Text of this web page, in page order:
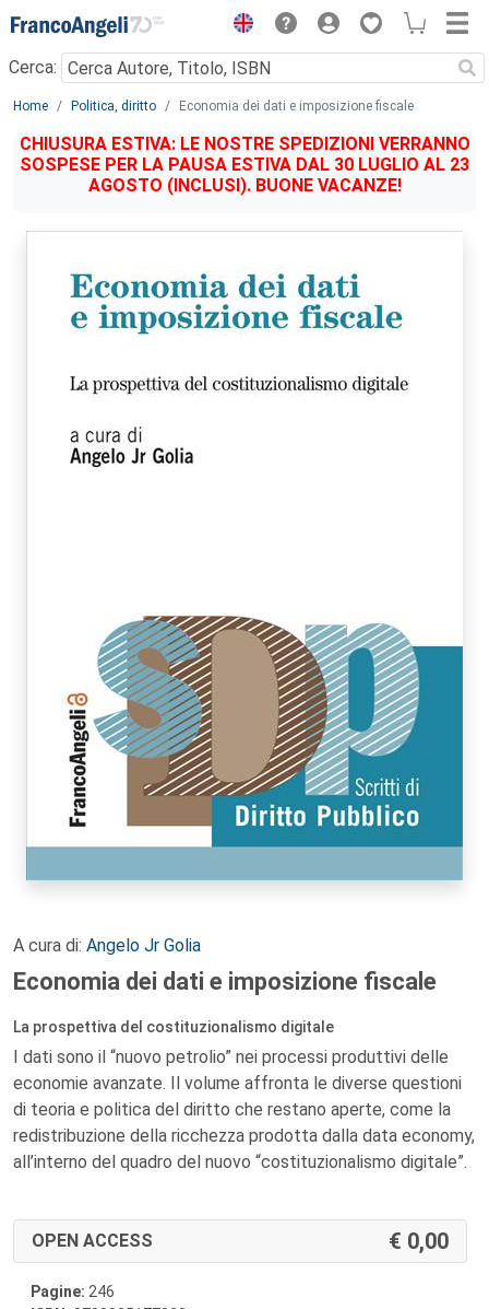
Menu
Cerca:
Main content
Home Politica, diritto Economia dei dati e imposizione fiscale
CHIUSURA ESTIVA: LE NOSTRE SPEDIZIONI VERRANNO
SOSPESE PER LA PAUSA ESTIVA DAL 30 LUGLIO AL 23
AGOSTO (INCLUSI). BUONE VACANZE!
A cura di: Angelo Jr Golia
Economia dei dati e imposizione fiscale
La prospettiva del costituzionalismo digitale
I dati sono il “nuovo petrolio” nei processi produttivi delle
economie avanzate. Il volume affronta le diverse questioni
di teoria e politica del diritto che restano aperte, come la
redistribuzione della ricchezza prodotta dalla data economy,
all’interno del quadro del nuovo “costituzionalismo digitale”.
OPEN ACCESS 0,00
Pagine: 246